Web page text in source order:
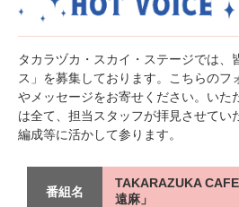
タカラヅカ・スカイ・ステージでは、
ス」を募集しております。こちらのフ
やメッセージをお寄せください。いた
は全て、担当スタッフが拝見させてい
編成等に活かして参ります。
番組名
TAKARAZUKA
遠麻」